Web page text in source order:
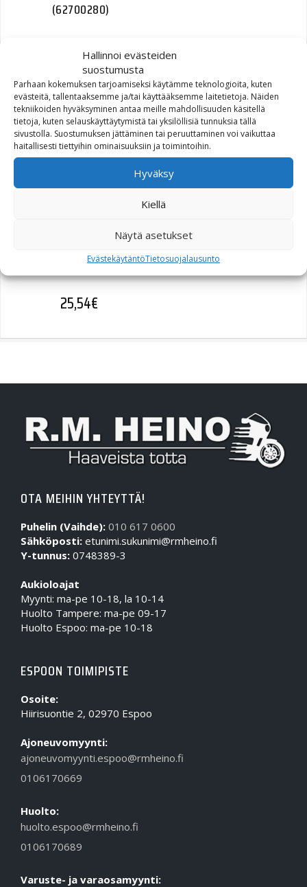
Hallinnoi evästeiden
suostumusta
Parhaan kokemuksen tarjoamiseksi käytämme teknologioita, kuten
evästeitä, tallentaaksemme ja/tai käyttääksemme laitetietoja. Näiden
tekniikoiden hyväksyminen antaa meille mahdollisuuden käsitellä
tietoja, kuten selauskäyttäytymistä tai yksilöllisiä tunnuksia tällä
sivustolla. Suostumuksen jättäminen tai peruuttaminen voi vaikuttaa
haitallisesti tiettyihin ominaisuuksiin ja toimintoihin.
Hyväksy
Kiellä
Näytä asetukset
EvästekäytäntöTietosuojalausunto
(62700280)
26,66 €
KIT,BRTHR,EXTREME
ELEMENT,BLACK
(29400357)
326,62€
COLLAR SPRING (46510-01)
25,54€
OTA MEIHIN YHTEYTTÄ!
Puhelin (Vaihde): 010 617 0600
Sähköposti: etunimi.sukunimi@rmheino.fi
Y-tunnus: 0748389-3
Aukioloajat
Myynti: ma-pe 10-18, la 10-14
Huolto Tampere: ma-pe 09-17
Huolto Espoo: ma-pe 10-18
ESPOON TOIMIPISTE
Osoite:
Hiirisuontie 2, 02970 Espoo
Ajoneuvomyynti:
ajoneuvomyynti.espoo@rmheino.fi
0106170669
Huolto:
huolto.espoo@rmheino.fi
0106170689
Varuste- ja varaosamyynti: